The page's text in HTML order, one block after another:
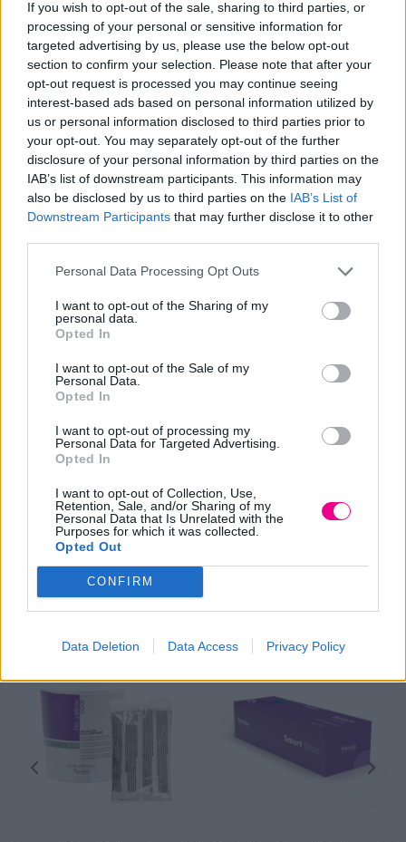
If you wish to opt-out of the sale, sharing to third parties, or
processing of your personal or sensitive information for
targeted advertising by us, please use the below opt-out
section to confirm your selection. Please note that after your
opt-out request is processed you may continue seeing
interest-based ads based on personal information utilized by
us or personal information disclosed to third parties prior to
your opt-out. You may separately opt-out of the further
disclosure of your personal information by third parties on the
IAB’s list of downstream participants. This information may
also be disclosed by us to third parties on the IAB’s List of
Downstream Participants that may further disclose it to other
Personal Data Processing Opt Outs
I want to opt-out of the Sharing of my
personal data.
Opted In
I want to opt-out of the Sale of my
Personal Data.
Opted In
I want to opt-out of processing my
Personal Data for Targeted Advertising.
Opted In
I want to opt-out of Collection, Use,
Retention, Sale, and/or Sharing of my
Personal Data that Is Unrelated with the
Purposes for which it was collected.
Opted Out
CONFIRM
Data Deletion Data Access Privacy Policy
Share
Περιγραφή
Επιπλέον πληροφορίες
ΑΛΟΥΜΙΝΟΧΑΡΤΟ ΦΥΛΛΑ 5Χ11 YEEHAW 500ΤΕΜ FRAMAR
Το αντιολισθητικό αλουμινόχαρτο που έχετε ονειρευτεί.
Προκομμένα και προδιπλωμένα αλουμινόχαρτα που είναι
έτοιμα.
Δεν χρειάζεται προετοιμασία!
αλουμινόχαρτων.
Το μοναδικό καφέ αγελάδα αλουμινόχαρτο θα κάνει τα
βλέμματα και θα κάνει κάθε πελάτη να ποζάρει για selfie
ενώ επεξεργάζεται.
Σχετικά προϊόντα